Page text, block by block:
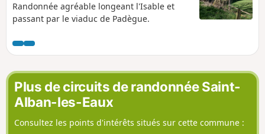
Randonnée agréable longeant l'Isable et
passant par le viaduc de Padègue.
Plus de circuits de randonnée Saint-
Alban-les-Eaux
Consultez les points d'intérêts situés sur cette commune :